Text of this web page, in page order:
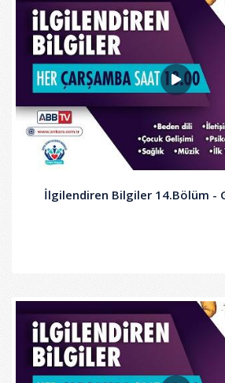
İlgilendiren Bilgiler 14.Bölüm -